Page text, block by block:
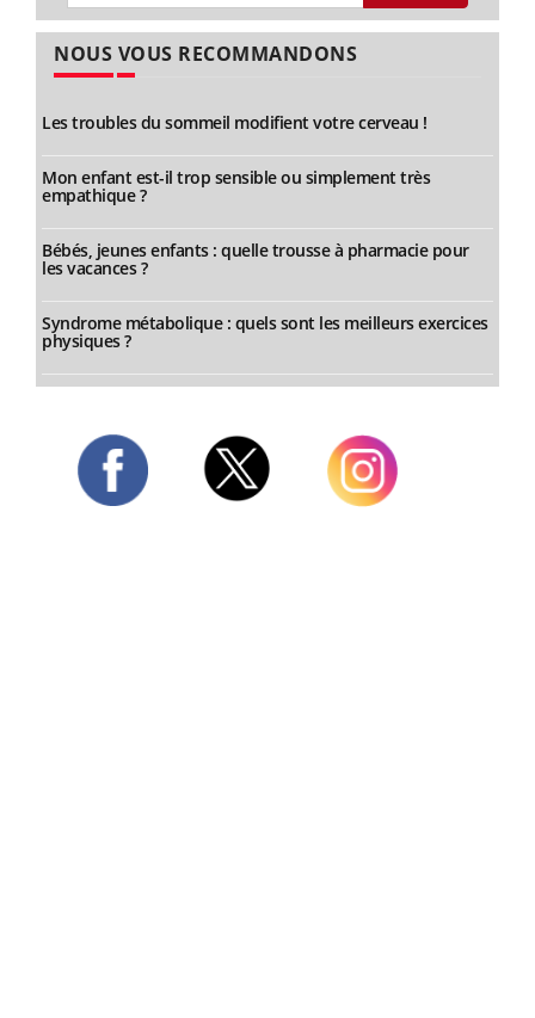
NOUS VOUS RECOMMANDONS
Les troubles du sommeil modifient votre cerveau !
Mon enfant est-il trop sensible ou simplement très
empathique ?
Bébés, jeunes enfants : quelle trousse à pharmacie pour
les vacances ?
Syndrome métabolique : quels sont les meilleurs exercices
physiques ?